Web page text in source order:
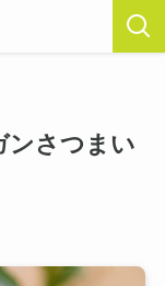
ンさつまい